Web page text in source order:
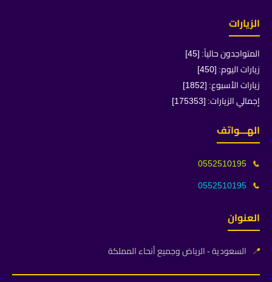
الزيارات
المتواجدون حالياً: [45]
زيارات اليوم: [450]
زيارات الأسبوع: [1852]
إجمالي الزيارات: [175353]
الهـــواتف
📞
0552510195
📞
0552510195
العنوان
📍 السعودية - الرياض وجميع أنحاء المملكة